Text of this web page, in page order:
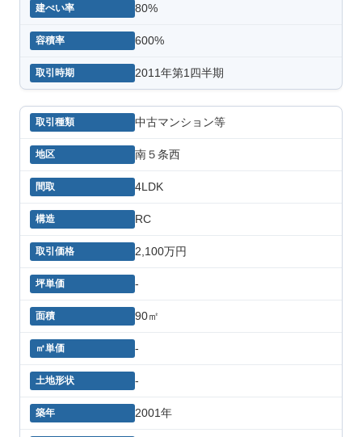
80%
600%
2011年第1四半期
中古マンション等
南５条西
4LDK
RC
2,100万円
-
90㎡
-
-
2001年